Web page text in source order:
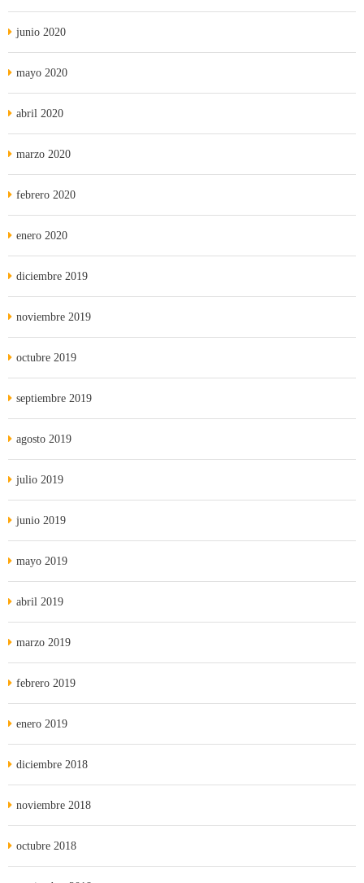
junio 2020
mayo 2020
abril 2020
marzo 2020
febrero 2020
enero 2020
diciembre 2019
noviembre 2019
octubre 2019
septiembre 2019
agosto 2019
julio 2019
junio 2019
mayo 2019
abril 2019
marzo 2019
febrero 2019
enero 2019
diciembre 2018
noviembre 2018
octubre 2018